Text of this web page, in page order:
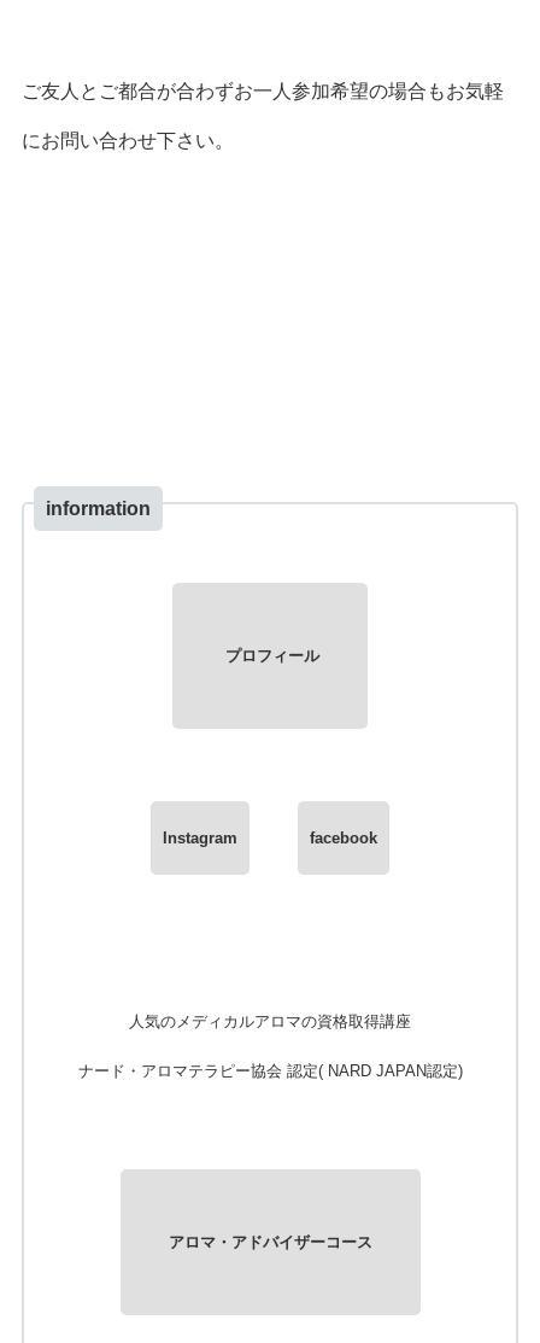
ご友人とご都合が合わずお一人参加希望の場合もお気軽
にお問い合わせ下さい。
information
プロフィール
Instagram facebook
人気のメディカルアロマの資格取得講座
ナード・アロマテラピー協会 認定( NARD JAPAN認定)
アロマ・アドバイザーコース